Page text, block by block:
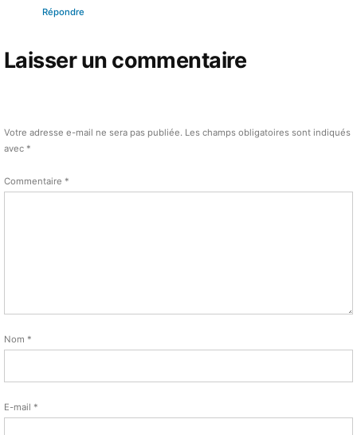
Répondre
Laisser un commentaire
Votre adresse e-mail ne sera pas publiée. Les champs obligatoires sont indiqués
avec *
Commentaire *
Nom *
E-mail *